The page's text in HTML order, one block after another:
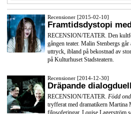
Recensioner [2015-02-10]
Framtidsdystopi
RECENSION/TEATER. Den
gången teater. Malin Stenbergs
uttryck, ibland på bekostnad av
på Kulturhuset Stadsteatern.
Recensioner [2014-12-30]
Dräpande dialogduell
RECENSION/TEATER. Född ond
tryfferat med dramatikern Martina
filosoferingar. Louise Lagerström